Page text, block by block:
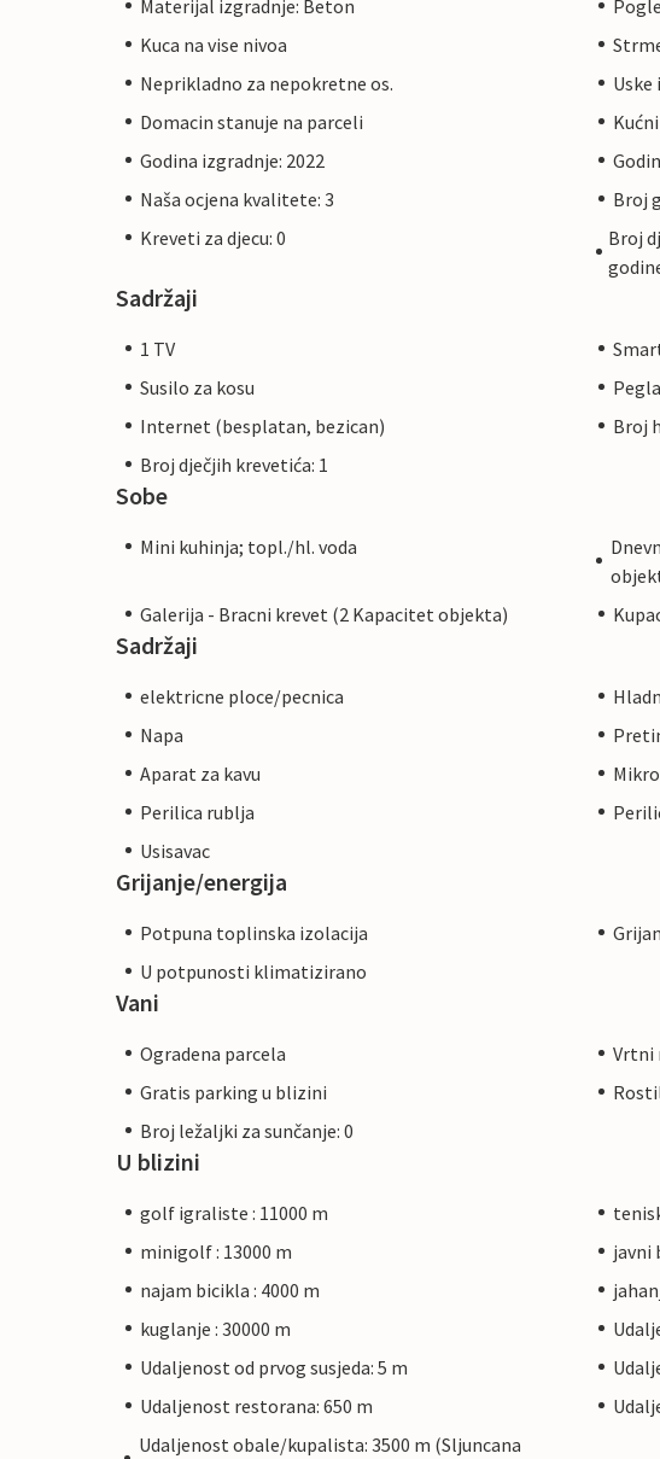
Materijal izgradnje: Beton
Kuca na vise nivoa
Neprikladno za nepokretne os.
Domacin stanuje na parceli
Godina izgradnje: 2022
Naša ocjena kvalitete: 3
Broj
Kreveti za djecu: 0
Broj
Sadržaji
1 TV
Susilo za kosu
Pegla
Internet (besplatan, bezican)
Broj
Broj dječjih krevetića: 1
Sobe
Mini kuhinja; topl./hl. voda
Galerija - Bracni krevet (2 Kapacitet objekta)
Sadržaji
elektricne ploce/pecnica
Napa
Aparat za kavu
Perilica rublja
Usisavac
Grijanje/energija
Potpuna toplinska izolacija
U potpunosti klimatizirano
Vani
Ogradena parcela
Vrtni
Gratis parking u blizini
Broj ležaljki za sunčanje: 0
U blizini
golf igraliste : 11000 m
minigolf : 13000 m
javni
najam bicikla : 4000 m
kuglanje : 30000 m
Udaljenost od prvog susjeda: 5 m
Udaljenost restorana: 650 m
Udaljenost obale/kupalista: 3500 m (Sljuncana